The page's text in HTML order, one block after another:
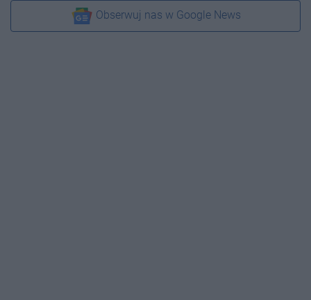
Obserwuj nas w Google News